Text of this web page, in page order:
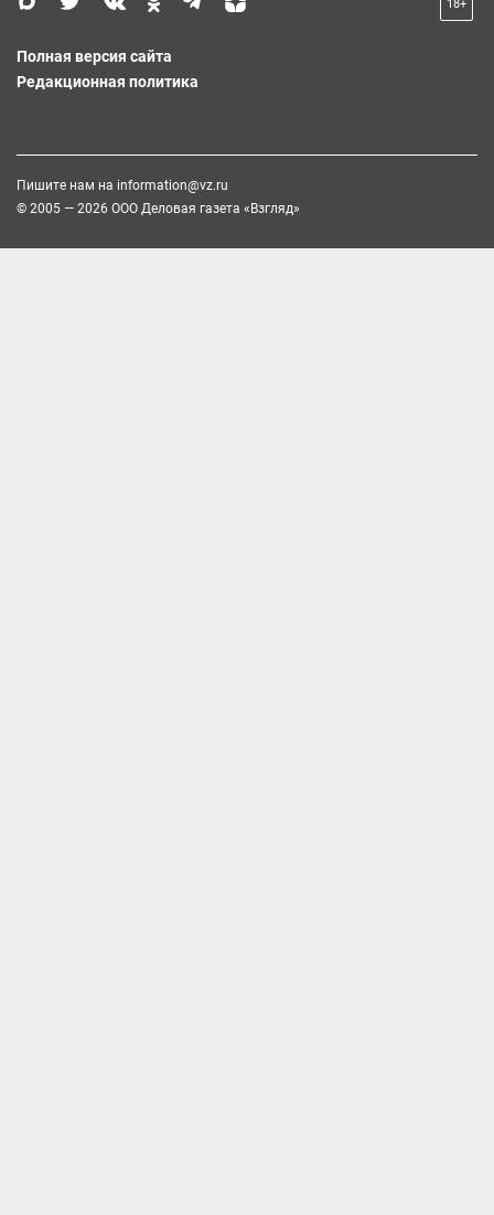
18+
Полная версия сайта
Редакционная политика
Пишите нам на information@vz.ru
© 2005 — 2026 ООО Деловая газета «Взгляд»